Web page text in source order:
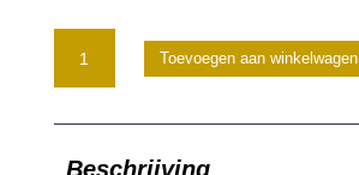
Tramari
Rose
Toevoegen aan winkelwagen
Beschrijving